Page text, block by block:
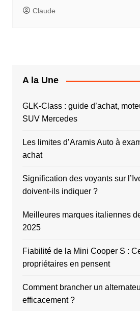
Claude
A la Une
GLK-Class : guide d’achat,
SUV Mercedes
Les limites d’Aramis Auto à
achat
Signification des voyants sur
doivent-ils indiquer ?
Meilleures marques italiennes
2025
Fiabilité de la Mini Cooper S :
propriétaires en pensent
Comment brancher un
efficacement ?